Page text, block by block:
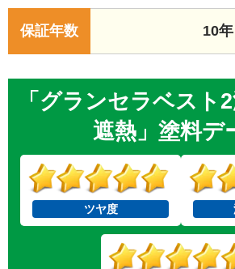
保証年数 10年
「グランセラベスト
遮熱」塗料デ
ツヤ度